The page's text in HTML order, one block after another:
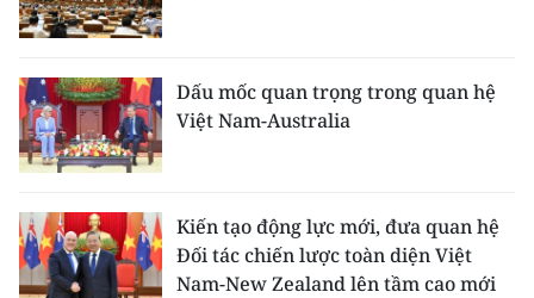
Dấu mốc quan trọng trong quan hệ
Việt Nam-Australia
Kiến tạo động lực mới, đưa quan hệ
Đối tác chiến lược toàn diện Việt
Nam-New Zealand lên tầm cao mới